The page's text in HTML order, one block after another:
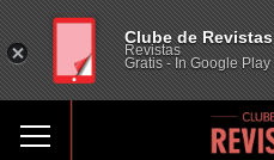
Clube de Revistas
Revistas
Gratis - In Google Play